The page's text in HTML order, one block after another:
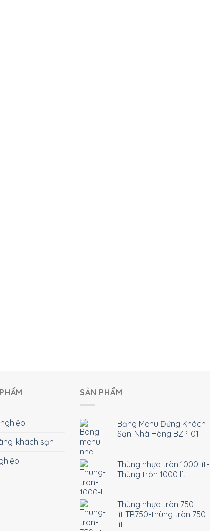
khách sạn
SẢN PHẨM
Bảng Menu Đứng Khách
Sạn-Nhà Hàng BZP-01
Thùng nhựa tròn 1000 lít-
Thùng tròn 1000 lít
Thùng nhựa tròn 750
lít TR750-thùng tròn 750
lít